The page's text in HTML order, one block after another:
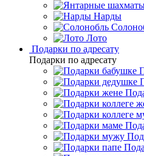
Нарды
Лото
Подарки по адресату
Подарки по адресату